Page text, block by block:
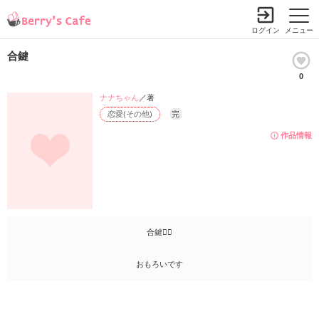
メニュー
ログイン
合鍵
0
作品情報
恋愛(その他) 完
ナナちゃん ／著
合鍵
おもろいです